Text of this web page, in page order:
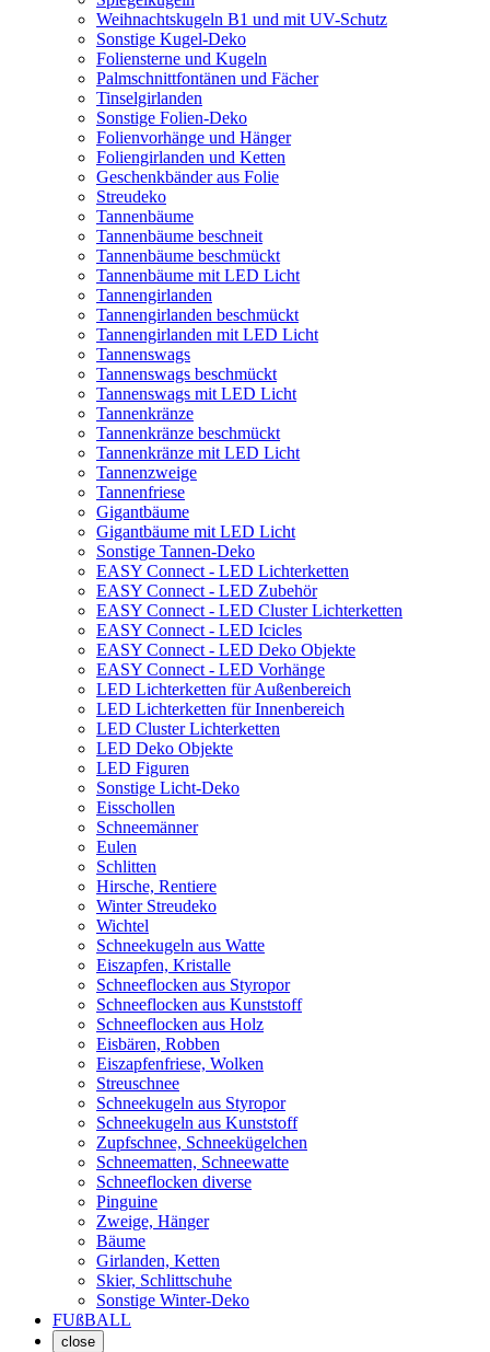
Weihnachtskugeln B1 und mit UV-Schutz
Sonstige Kugel-Deko
Foliensterne und Kugeln
Palmschnittfontänen und Fächer
Tinselgirlanden
Sonstige Folien-Deko
Folienvorhänge und Hänger
Foliengirlanden und Ketten
Geschenkbänder aus Folie
Streudeko
Tannenbäume
Tannenbäume beschneit
Tannenbäume beschmückt
Tannenbäume mit LED Licht
Tannengirlanden
Tannengirlanden beschmückt
Tannengirlanden mit LED Licht
Tannenswags
Tannenswags beschmückt
Tannenswags mit LED Licht
Tannenkränze
Tannenkränze beschmückt
Tannenkränze mit LED Licht
Tannenzweige
Tannenfriese
Gigantbäume
Gigantbäume mit LED Licht
Sonstige Tannen-Deko
EASY Connect - LED Lichterketten
EASY Connect - LED Zubehör
EASY Connect - LED Cluster Lichterketten
EASY Connect - LED Icicles
EASY Connect - LED Deko Objekte
EASY Connect - LED Vorhänge
LED Lichterketten für Außenbereich
LED Lichterketten für Innenbereich
LED Cluster Lichterketten
LED Deko Objekte
LED Figuren
Sonstige Licht-Deko
Eisschollen
Schneemänner
Eulen
Schlitten
Hirsche, Rentiere
Winter Streudeko
Wichtel
Schneekugeln aus Watte
Eiszapfen, Kristalle
Schneeflocken aus Styropor
Schneeflocken aus Kunststoff
Schneeflocken aus Holz
Eisbären, Robben
Eiszapfenfriese, Wolken
Streuschnee
Schneekugeln aus Styropor
Schneekugeln aus Kunststoff
Zupfschnee, Schneekügelchen
Schneematten, Schneewatte
Schneeflocken diverse
Pinguine
Zweige, Hänger
Bäume
Girlanden, Ketten
Skier, Schlittschuhe
Sonstige Winter-Deko
FUßBALL
close